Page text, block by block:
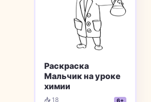
Раскраска
Мальчик на уроке
химии
📥 18